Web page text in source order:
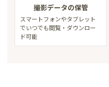
撮影データの保管
スマートフォンやタブレット
でいつでも閲覧・ダウンロー
ド可能